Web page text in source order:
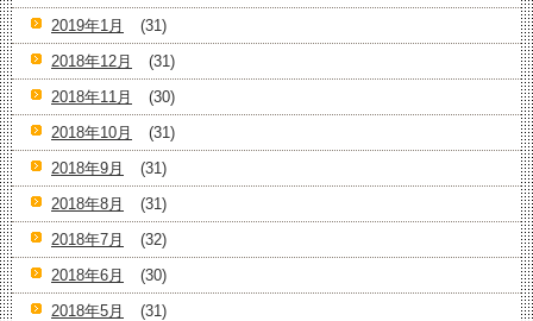
2019年1月
(31)
2018年12月
(31)
2018年11月
(30)
2018年10月
(31)
2018年9月
(31)
2018年8月
(31)
2018年7月
(32)
2018年6月
(30)
2018年5月
(31)